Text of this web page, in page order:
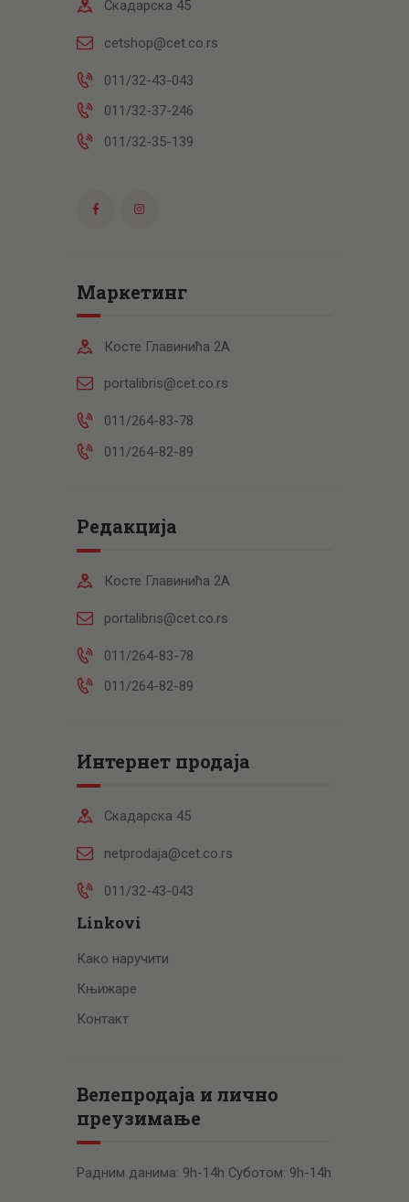
Скадарска 45
cetshop@cet.co.rs
011/32-43-043
011/32-37-246
011/32-35-139
Маркетинг
Косте Главинића 2А
portalibris@cet.co.rs
011/264-83-78
011/264-82-89
Редакција
Косте Главинића 2А
portalibris@cet.co.rs
011/264-83-78
011/264-82-89
Интернет продаја
Скадарска 45
netprodaja@cet.co.rs
011/32-43-043
Linkovi
Како наручити
Књижаре
Контакт
Велепродаја и лично
преузимање
Радним данима: 9h-14h Суботом: 9h-14h